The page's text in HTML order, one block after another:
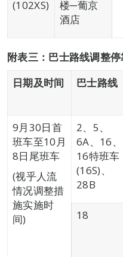
(102XS)
楼─葡京
酒店
附表三：巴士路线调整
日期及时间
巴士路线
9月30日首
班车至10月
8日尾班车
(视乎人流
情况调整措
施实施时
间)
2、5、
6A、16、
16特班车
(16S)、
28B
18